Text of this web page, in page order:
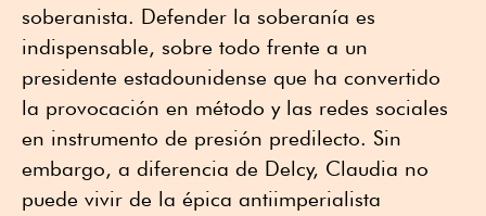
soberanista. Defender la soberanía es
indispensable, sobre todo frente a un
presidente estadounidense que ha convertido
la provocación en método y las redes sociales
en instrumento de presión predilecto. Sin
embargo, a diferencia de Delcy, Claudia no
puede vivir de la épica antiimperialista